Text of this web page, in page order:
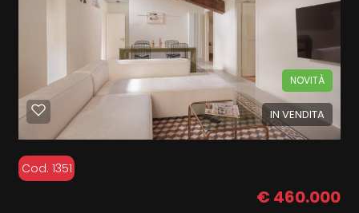
IN VENDITA
NOVITÀ
Cod. 1351
€ 460.000